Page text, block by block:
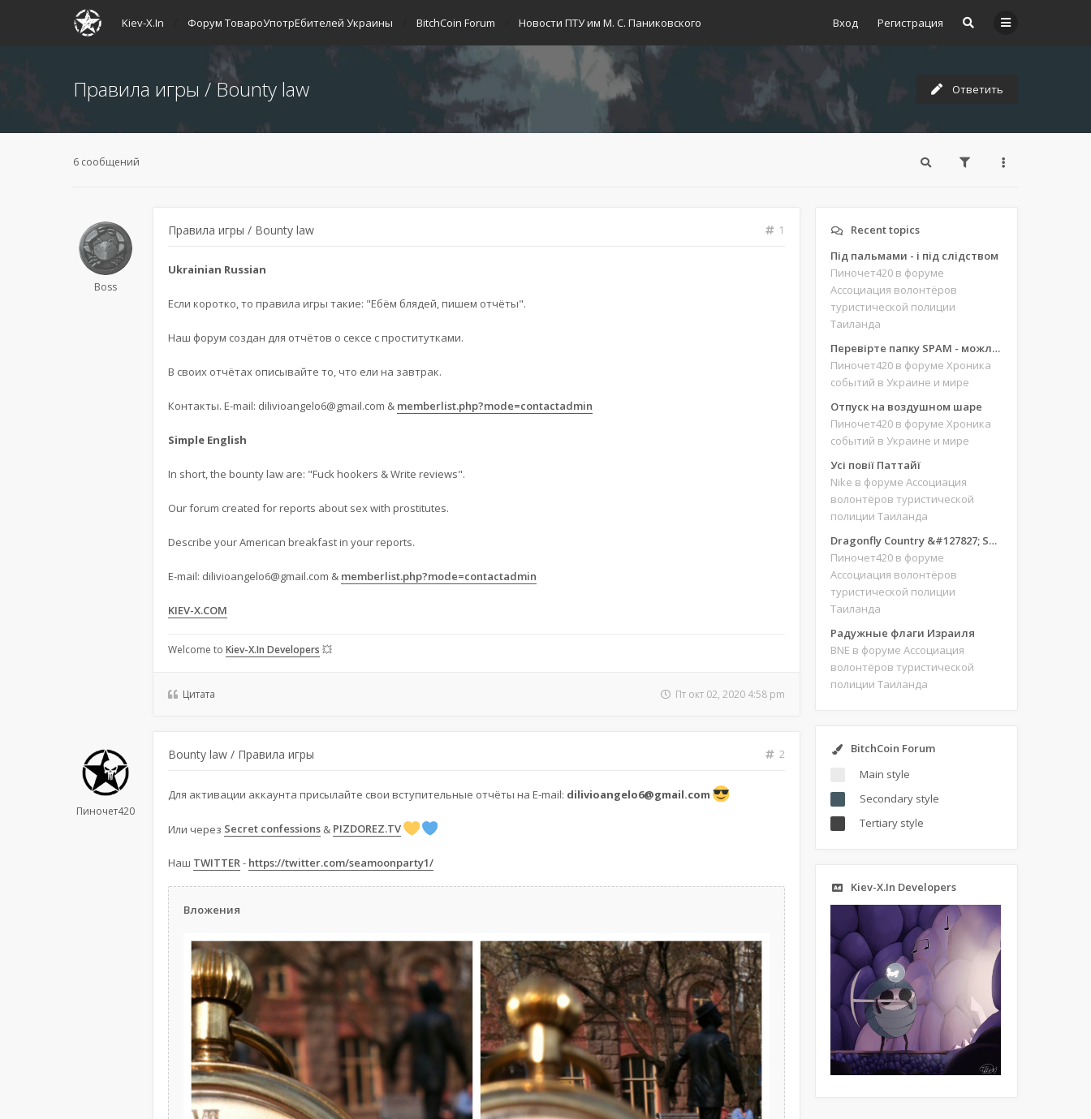
Вход Регистрация
Kiev-X.In Форум ТовароУпотрЕбителей Украины BitchCoin Forum Новости ПТУ им М. С. Паниковского
Правила игры / Bounty law Ответить
6 сообщений
Boss
Правила игры / Bounty law 1
Ukrainian Russian
Если коротко, то правила игры такие: "Ебём блядей, пишем отчёты".
Наш форум создан для отчётов о сексе с проститутками.
В своих отчётах описывайте то, что ели на завтрак.
Контакты. E-mail: dilivioangelo6@gmail.com & memberlist.php?mode=contactadmin
Simple English
In short, the bounty law are: "Fuck hookers & Write reviews".
Our forum created for reports about sex with prostitutes.
Describe your American breakfast in your reports.
E-mail: dilivioangelo6@gmail.com & memberlist.php?mode=contactadmin
KIEV-X.COM
Welcome to Kiev-X.In Developers 💥
Цитата Пт окт 02, 2020 4:58 pm
Пиночет420
Bounty law / Правила игры 2
Для активации аккаунта присылайте свои вступительные отчёты на E-mail: dilivioangelo6@gmail.com
Или через Secret confessions & PIZDOREZ.TV
Наш TWITTER- https://twitter.com/seamoonparty1/
Вложения
Recent topics
Під пальмами - і під слідством
Пиночет420 в форуме
Ассоциация волонтёров
туристической полиции
Таиланда
Перевірте папку SPAM - можливо, ви щось пропустили
Пиночет420 в форуме Хроника
событий в Украине и мире
Отпуск на воздушном шаре
Пиночет420 в форуме Хроника
событий в Украине и мире
Усі повії Паттайї
Nike в форуме Ассоциация
волонтёров туристической
полиции Таиланда
Dragonfly Country &#127827; Save our site &#127775;&#127769;
Пиночет420 в форуме
Ассоциация волонтёров
туристической полиции
Таиланда
Радужные флаги Израиля
BNE в форуме Ассоциация
волонтёров туристической
полиции Таиланда
BitchCoin Forum
Main style
Secondary style
Tertiary style
Kiev-X.In Developers